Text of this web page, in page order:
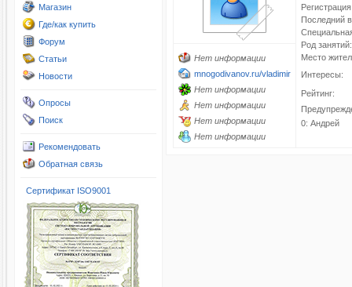
Магазин
Где/как купить
Форум
Статьи
Новости
Опросы
Поиск
Рекомендовать
Обратная связь
Сертификат ISO9001
Последний
Род занятий:
Место
Интересы:
Рейтинг:
0: Андрей
Нет информации
mnogodivanov.ru/vladimir
Нет информации
Нет информации
Нет информации
Нет информации